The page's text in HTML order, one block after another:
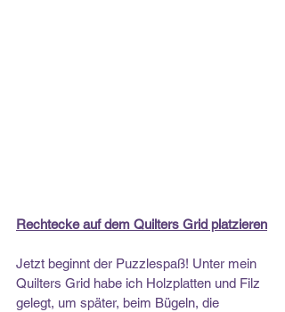
Rechtecke auf dem Quilters Grid platzieren
Jetzt beginnt der Puzzlespaß! Unter mein
Quilters Grid habe ich Holzplatten und Filz
gelegt, um später, beim Bügeln, die